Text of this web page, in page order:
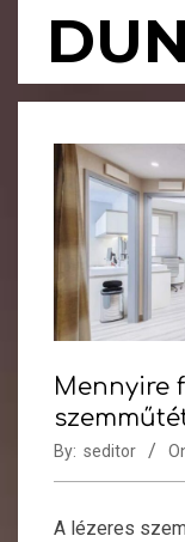
Primary
Menu
Mennyire
By: seditor
A lézeres